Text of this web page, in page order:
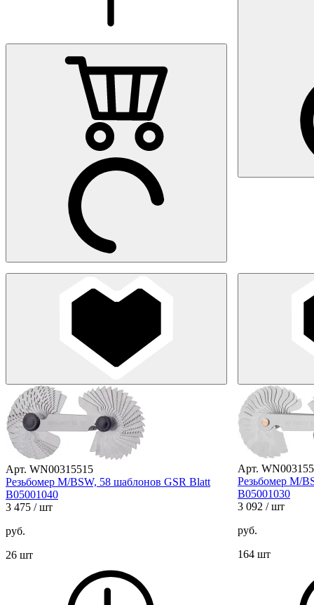
Арт. WN00315515
Резьбомер М/BSW, 58 шаблонов GSR Blatt
B05001040
3 475 / шт
руб.
26 шт
Арт.
Резьбомер М/
B05001030
3 092 / шт
руб.
164 шт